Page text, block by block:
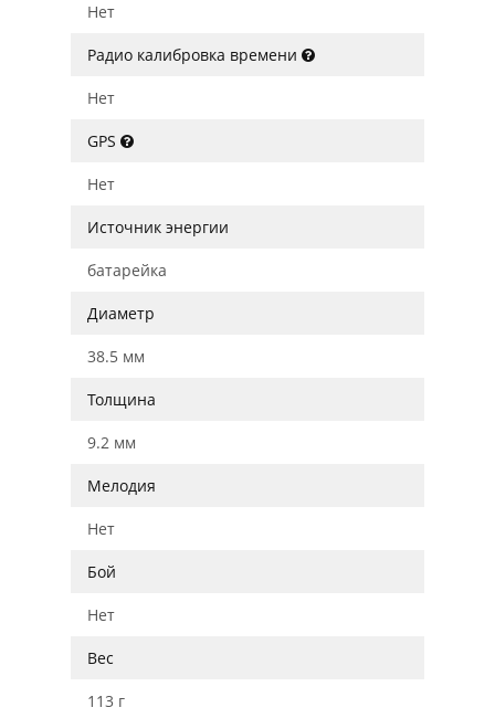
Нет
Радио калибровка времени
Нет
GPS
Нет
Источник энергии
батарейка
Диаметр
38.5 мм
Толщина
9.2 мм
Мелодия
Нет
Бой
Нет
Вес
113 г